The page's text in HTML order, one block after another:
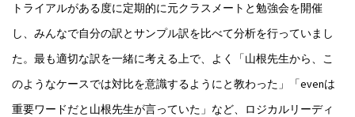
トライアルがある度に定期的に元クラスメートと勉強会を開催
し、みんなで自分の訳とサンプル訳を比べて分析を行っていまし
た。最も適切な訳を一緒に考える上で、よく「山根先生から、こ
のようなケースでは対比を意識するようにと教わった」「evenは
重要ワードだと山根先生が言っていた」など、ロジカルリーディ